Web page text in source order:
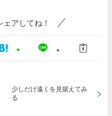
アしてね！
少しだけ遠くを見据えてみ
る